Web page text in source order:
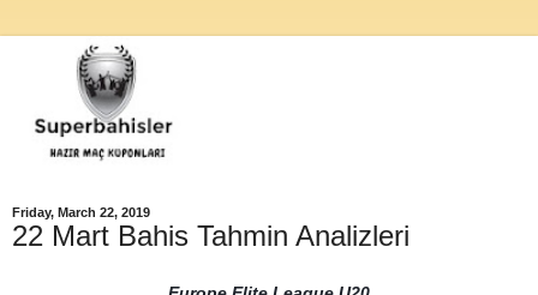
Friday, March 22, 2019
22 Mart Bahis Tahmin Analizleri